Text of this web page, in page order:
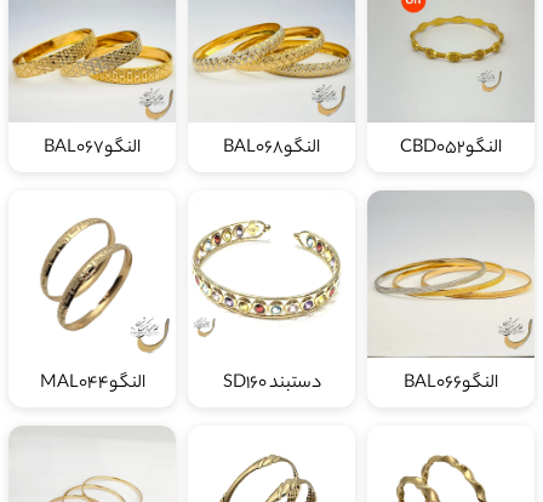
النگوCBD052 النگوBAL068 النگوBAL067
النگوBAL066 دستبند SD160 النگوMAL044